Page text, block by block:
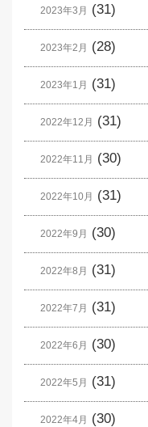
2023年3月 (31)
2023年2月 (28)
2023年1月 (31)
2022年12月 (31)
2022年11月 (30)
2022年10月 (31)
2022年9月 (30)
2022年8月 (31)
2022年7月 (31)
2022年6月 (30)
2022年5月 (31)
2022年4月 (30)